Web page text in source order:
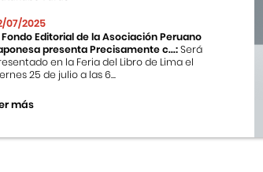
07/2025
Fondo Editorial de la Asociación Peruano
presenta Precisamente c...:Será
en la Feria del Libro de Lima el
25 de julio a las 6...
más